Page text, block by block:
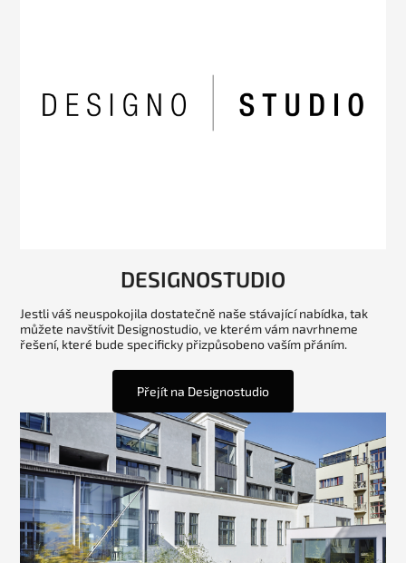
DESIGNOSTUDIO
Jestli váš neuspokojila dostatečně naše stávající nabídka, tak
můžete navštívit Designostudio, ve kterém vám navrhneme
řešení, které bude specificky přizpůsobeno vaším přáním.
Přejít na Designostudio